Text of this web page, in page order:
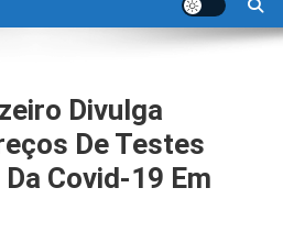
Divulga
De Testes
Covid-19 Em